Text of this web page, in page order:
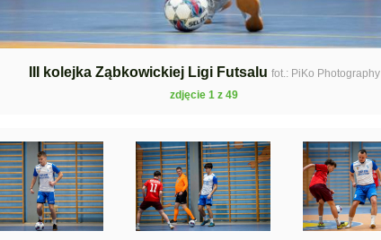
III kolejka Ząbkowickiej Ligi Futsalu fot.: PiKo Photography
zdjęcie 1 z 49